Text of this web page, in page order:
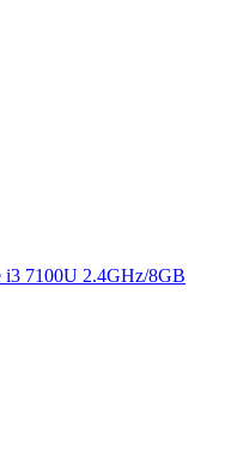
i3 7100U 2.4GHz/8GB